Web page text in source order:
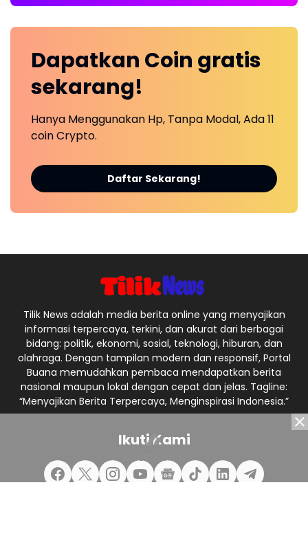
Dapatkan Coin gratis
sekarang!
Hanya Menggunakan Hp, Tanpa Modal, Ada 11
coin Crypto.
Daftar Sekarang!
Tilik News adalah media berita online yang menyajikan
informasi terpercaya, terkini, dan akurat dari berbagai
bidang: politik, ekonomi, sosial, teknologi, hiburan, dan
olahraga. Dengan tampilan modern dan responsif, Portal
Buana memudahkan pembaca mendapatkan berita
nasional maupun lokal dengan cepat dan jelas. Tagline:
“Menyajikan Berita Terpercaya, Menginspirasi Indonesia.”
Ikuti Kami